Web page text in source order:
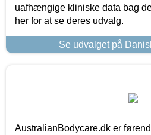
uafhængige kliniske data bag
her for at se deres udvalg.
Se udvalget på
AustralianBodycare.dk er